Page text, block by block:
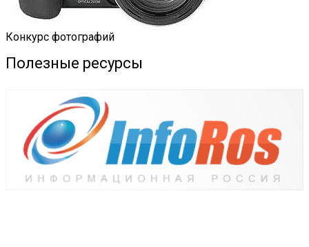
Конкурс фотографий
Полезные ресурсы